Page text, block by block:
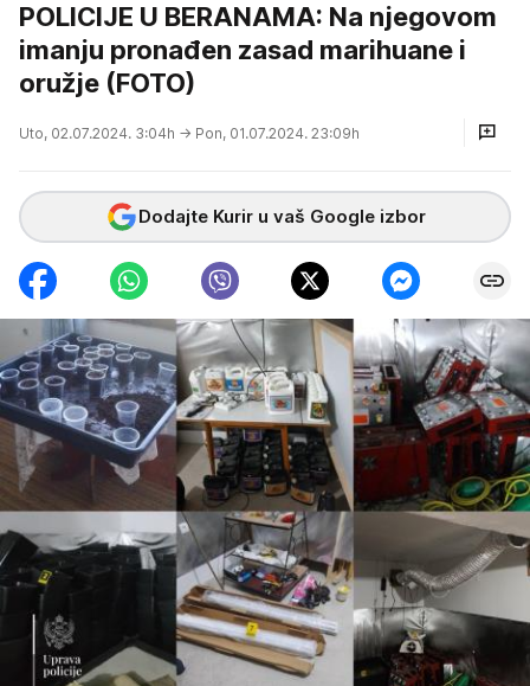
POLICIJE U BERANAMA: Na njegovom
imanju pronađen zasad marihuane i
oružje (FOTO)
Uto, 02.07.2024. 3:04h → Pon, 01.07.2024. 23:09h
Dodajte Kurir u vaš Google izbor